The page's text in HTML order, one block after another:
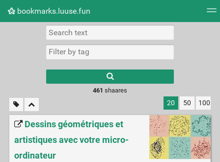
bookmarks.luuse.fun
Picture wall
results.
461 shaares
20 50 100
Dessins géométriques et
artistiques avec votre micro-
ordinateur